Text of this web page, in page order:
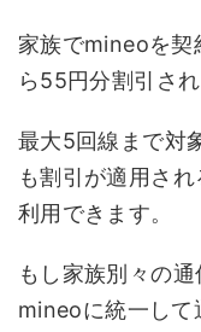
家族でmineoを契
ら55円分割引され
最大5回線まで対
も割引が適用さ
利用できます。
もし家族別々の通
mineoに統一して